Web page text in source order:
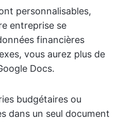
personnalisables,
entreprise se
financières
vous aurez plus de
Docs.
budgétaires ou
dans un seul document